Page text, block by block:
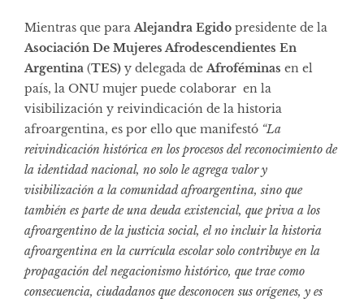
Mientras que para Alejandra Egido presidente de la
Asociación De Mujeres Afrodescendientes En
Argentina (TES) y delegada de Afroféminas en el
país, la ONU mujer puede colaborar en la
visibilización y reivindicación de la historia
afroargentina, es por ello que manifestó “La
reivindicación histórica en los procesos del reconocimiento de
la identidad nacional, no solo le agrega valor y
visibilización a la comunidad afroargentina, sino que
también es parte de una deuda existencial, que priva a los
afroargentino de la justicia social, el no incluir la historia
afroargentina en la currícula escolar solo contribuye en la
propagación del negacionismo histórico, que trae como
consecuencia, ciudadanos que desconocen sus orígenes, y es